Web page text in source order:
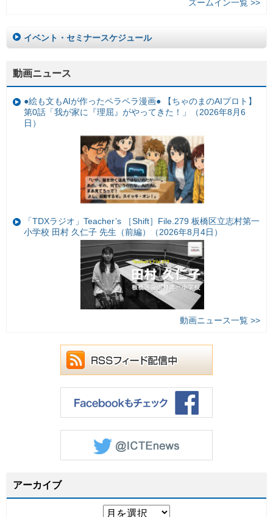
ズームイン一覧 >>
イベント・セミナースケジュール
動画ニュース
●絵も文もAIが作ったペラペラ漫画● 【ちゃのまのAIプロト】
第0話「我が家に『理屈』がやってきた！」（2026年8月6
日）
「TDXラジオ」Teacher’s ［Shift］File.279 板橋区立志村第一
小学校 田村 久仁子 先生（前編）（2026年8月4日）
動画ニュース一覧 >>
アーカイブ